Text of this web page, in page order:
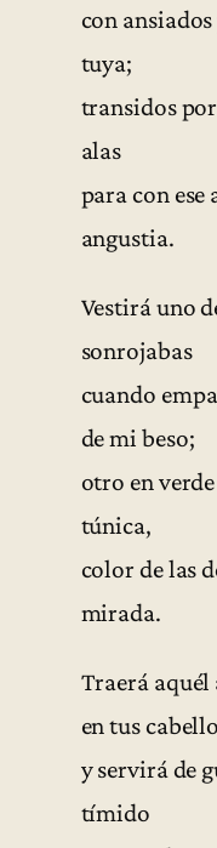
con
tuya;
transidos
alas
para con
angustia.
Vestirá uno
sonrojabas
cuando
de mi beso;
otro en
túnica,
color de las
mirada.
Traerá aquél
en tus
y servirá de
tímido